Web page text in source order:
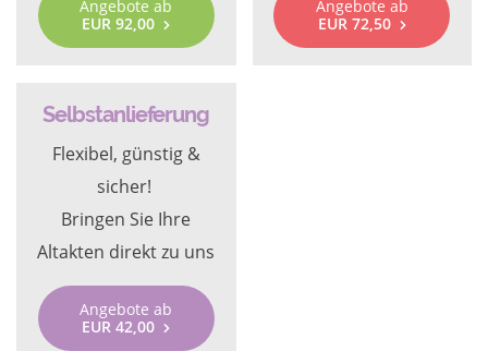
Angebote ab
EUR 92,00
Angebote ab
EUR 72,50
Selbstanlieferung
Flexibel, günstig &
sicher!
Bringen Sie Ihre
Altakten direkt zu uns
Angebote ab
EUR 42,00